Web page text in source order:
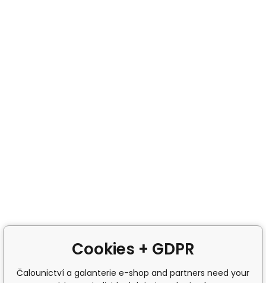
Cookies + GDPR
Čalounictví a galanterie e-shop and partners need your